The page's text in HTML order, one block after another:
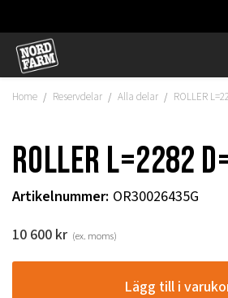
Hoppa
innehåll
Home / Reservdelar / Alla delar / ROLLER
ROLLER L=2282
Artikelnummer: OR30026435G
10 600 kr (ex. moms)
Lägg till i